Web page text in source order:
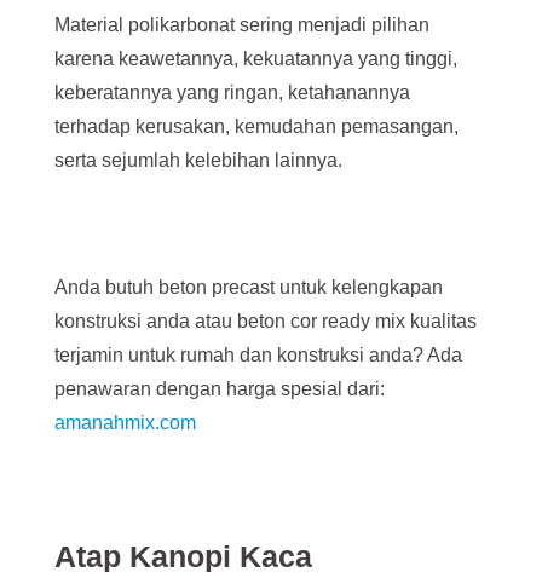
Material polikarbonat sering menjadi pilihan
karena keawetannya, kekuatannya yang tinggi,
keberatannya yang ringan, ketahanannya
terhadap kerusakan, kemudahan pemasangan,
serta sejumlah kelebihan lainnya.
Anda butuh beton precast untuk kelengkapan
konstruksi anda atau beton cor ready mix kualitas
terjamin untuk rumah dan konstruksi anda? Ada
penawaran dengan harga spesial dari:
amanahmix.com
Atap Kanopi Kaca